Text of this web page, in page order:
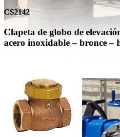
CS2142
Clapeta de globo de
acero inoxidable – bronce –